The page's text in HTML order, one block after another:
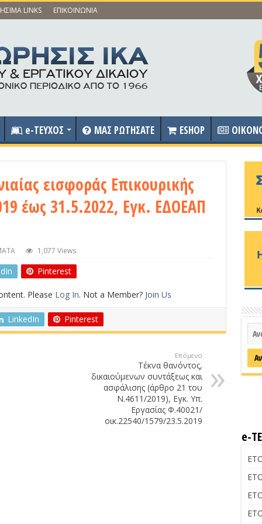
LINKS ΕΠΙΚΟΙΝΩΝΙΑ
e-ΤΕΥΧΟΣ ΜΑΣ ΡΩΤΗΣΑΤΕ ESHOP
εισφοράς Επικουρικής
έως 31.5.2022, Εγκ. ΕΔΟΕΑΠ
1,077 Views
Pinterest
Please Log In. Not a Member? Join Us
LinkedIn Pinterest
Επόμενο
Τέκνα θανόντος,
δικαιούμενων συντάξεως και
ασφάλισης (άρθρο 21 του
Ν.4611/2019), Εγκ. Υπ.
Εργασίας Φ.40021/
οικ.22540/1579/23.5.2019
e-